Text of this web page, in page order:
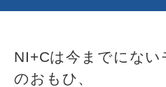
NI+Cは今までにな
のおもひ、